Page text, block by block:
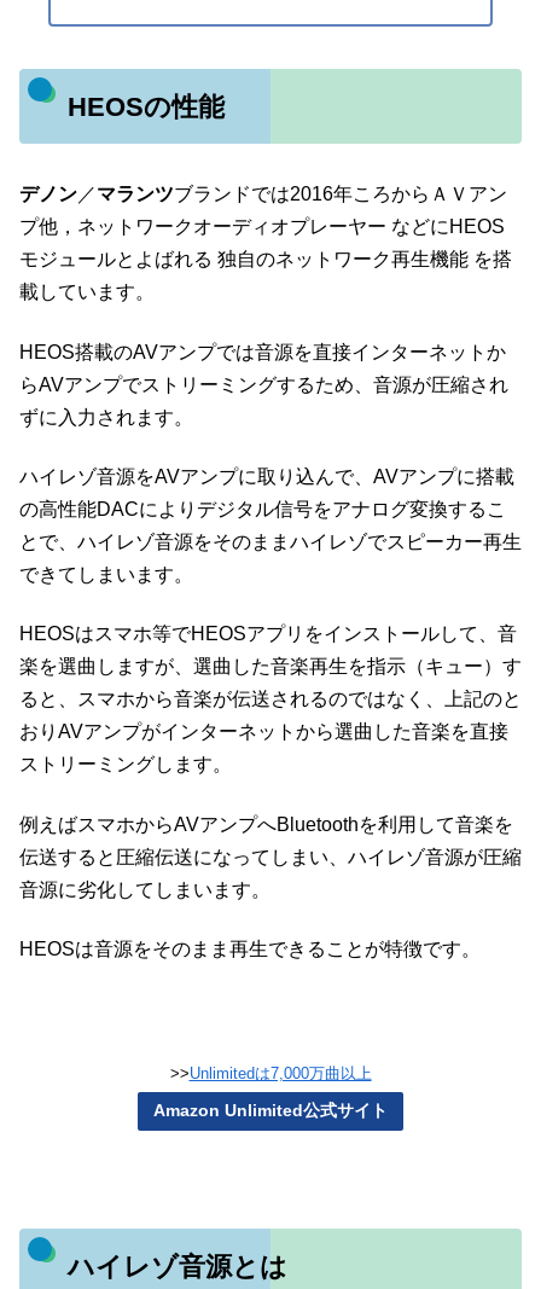
HEOSの性能
デノン／マランツブランドでは2016年ころからＡＶアン
プ他，ネットワークオーディオプレーヤー などにHEOS
モジュールとよばれる 独自のネットワーク再生機能 を搭
載しています。
HEOS搭載のAVアンプでは音源を直接インターネットか
らAVアンプでストリーミングするため、音源が圧縮され
ずに入力されます。
ハイレゾ音源をAVアンプに取り込んで、AVアンプに搭載
の高性能DACによりデジタル信号をアナログ変換するこ
とで、ハイレゾ音源をそのままハイレゾでスピーカー再生
できてしまいます。
HEOSはスマホ等でHEOSアプリをインストールして、音
楽を選曲しますが、選曲した音楽再生を指示（キュー）す
ると、スマホから音楽が伝送されるのではなく、上記のと
おりAVアンプがインターネットから選曲した音楽を直接
ストリーミングします。
例えばスマホからAVアンプへBluetoothを利用して音楽を
伝送すると圧縮伝送になってしまい、ハイレゾ音源が圧縮
音源に劣化してしまいます。
HEOSは音源をそのまま再生できることが特徴です。
>>Unlimitedは7,000万曲以上
Amazon Unlimited公式サイト
ハイレゾ音源とは